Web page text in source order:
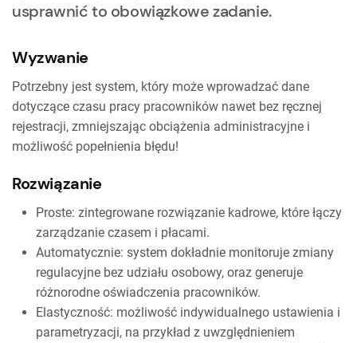
usprawnić to obowiązkowe zadanie.
Wyzwanie
Potrzebny jest system, który może wprowadzać dane
dotyczące czasu pracy pracowników nawet bez ręcznej
rejestracji, zmniejszając obciążenia administracyjne i
możliwość popełnienia błędu!
Rozwiązanie
Proste: zintegrowane rozwiązanie kadrowe, które łączy
zarządzanie czasem i płacami.
Automatycznie: system dokładnie monitoruje zmiany
regulacyjne bez udziału osobowy, oraz generuje
różnorodne oświadczenia pracowników.
Elastyczność: możliwość indywidualnego ustawienia i
parametryzacji, na przykład z uwzględnieniem